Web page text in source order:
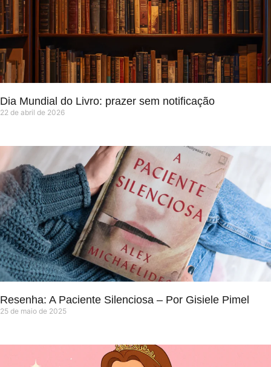
Dia Mundial do Livro: prazer sem notificação
22 de abril de 2026
Resenha: A Paciente Silenciosa – Por Gisiele Pimel
25 de maio de 2025